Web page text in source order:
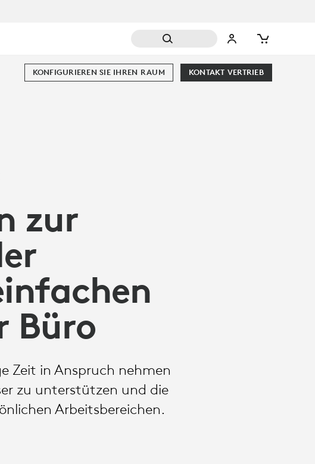
KONTAKT VERTRIEB
KONFIGURIEREN SIE IHREN RAUM
zur
Büro
Zeit in Anspruch nehmen
zu unterstützen und die
Arbeitsbereichen.